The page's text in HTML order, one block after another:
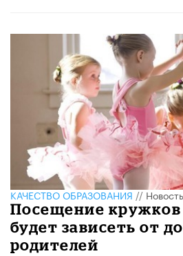
КАЧЕСТВО ОБРАЗОВАНИЯ//Новость
Посещение
будет зависеть от
родителей